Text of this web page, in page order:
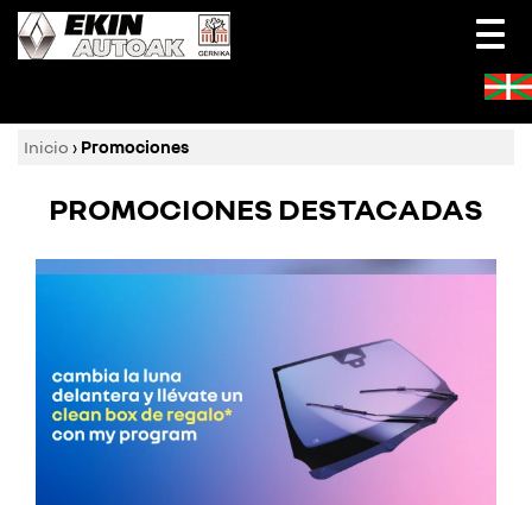
Inicio › Promociones
PROMOCIONES DESTACADAS